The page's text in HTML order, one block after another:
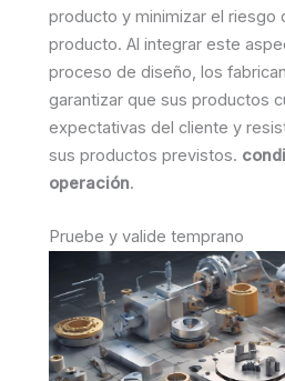
producto y minimizar el riesgo
producto. Al integrar este
proceso de diseño, los
garantizar que sus productos
expectativas del cliente y
sus productos previstos.
operación.
Pruebe y valide temprano